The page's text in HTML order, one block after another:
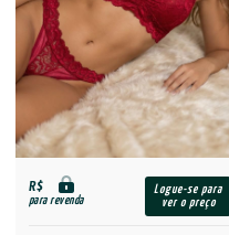
R$
para revenda
Logue-se para
ver o preço